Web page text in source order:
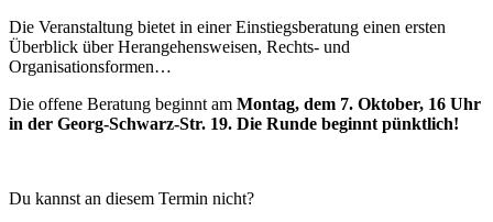
Die Veranstaltung bietet in einer Einstiegsberatung einen ersten
Überblick über Herangehensweisen, Rechts- und
Organisationsformen…
Die offene Beratung beginnt am Montag, dem 7. Oktober, 16 Uhr
in der Georg-Schwarz-Str. 19. Die Runde beginnt pünktlich!
Du kannst an diesem Termin nicht?